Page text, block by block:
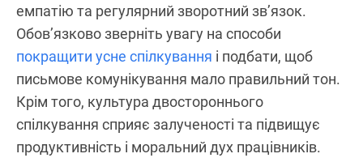
емпатію та регулярний зворотний зв’язок.
Обов’язково зверніть увагу на способи
покращити усне спілкування і подбати, щоб
письмове комунікування мало правильний тон.
Крім того, культура двостороннього
спілкування сприяє залученості та підвищує
продуктивність і моральний дух працівників.